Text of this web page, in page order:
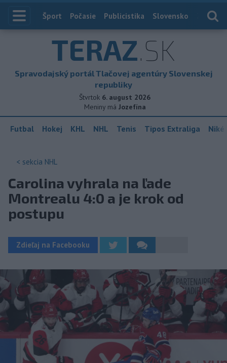
Index
Šport Počasie Publicistika Slovensko
TERAZ.SK
Spravodajský portál Tlačovej agentúry Slovenskej
republiky
Štvrtok 6. august 2026
Meniny má Jozefína
Futbal Hokej KHL NHL Tenis Tipos Extraliga
< sekcia NHL
Carolina vyhrala na ľade
Montrealu 4:0 a je krok od
postupu
Zdieľaj na Facebooku